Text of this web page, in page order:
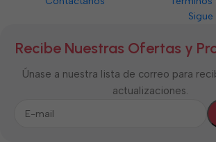
Recibe Nuestras Ofertas y
Únase a nuestra lista de correo para
actualizaciones.